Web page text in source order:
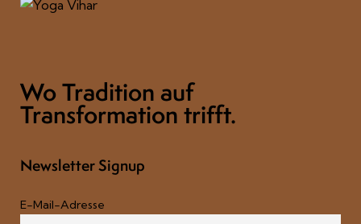
Wo Tradition auf
Transformation trifft.
Newsletter Signup
E-Mail-Adresse